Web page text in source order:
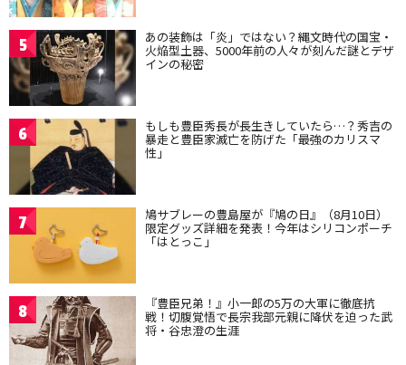
5 あの装飾は「炎」ではない？縄文時代の国宝・
火焔型土器、5000年前の人々が刻んだ謎とデザ
インの秘密
6 もしも豊臣秀長が長生きしていたら…？秀吉の
暴走と豊臣家滅亡を防げた「最強のカリスマ
性」
7 鳩サブレーの豊島屋が『鳩の日』（8月10日）
限定グッズ詳細を発表！今年はシリコンポーチ
「はとっこ」
8 『豊臣兄弟！』小一郎の5万の大軍に徹底抗
戦！切腹覚悟で長宗我部元親に降伏を迫った武
将・谷忠澄の生涯